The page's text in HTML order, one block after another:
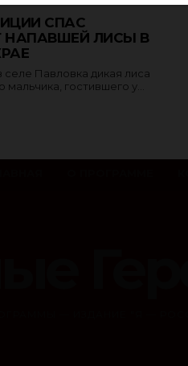
СПАС
НАПАВШЕЙ ЛИСЫ В
селе Павловка дикая лиса
мальчика, гостившего у...